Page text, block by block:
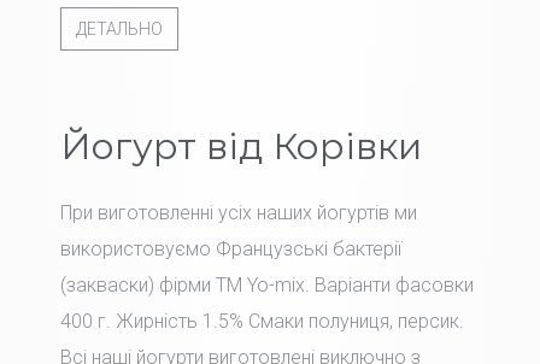
ДЕТАЛЬНО
Йогурт від Корівки
При виготовленні усіх наших йогуртів ми
використовуємо Французські бактерії
(закваски) фірми TM Yo-mix. Варіанти фасовки
400 г. Жирність 1.5% Смаки полуниця, персик.
Всі наші йогурти виготовлені виключно з